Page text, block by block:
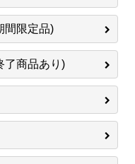
間限定品)
了商品あり)